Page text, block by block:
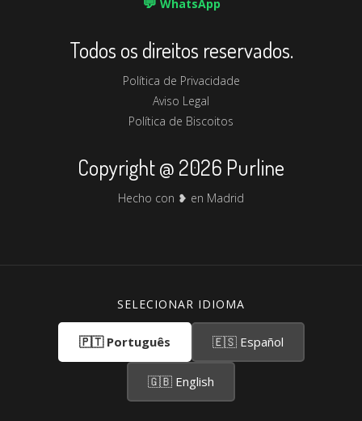
WhatsApp
Todos os direitos reservados.
Política de Privacidade
Aviso Legal
Política de Biscoitos
Copyright @ 2026 Purline
Hecho con ❥ en Madrid
SELECIONAR IDIOMA
🇵🇹 Português 🇪🇸 Español
🇬🇧 English